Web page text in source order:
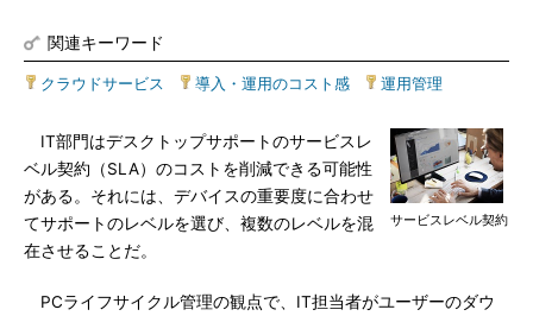
関連キーワード
クラウドサービス 導入・運用のコスト感 運用管理
サービスレベル契約
IT部門はデスクトップサポートのサービスレ
ベル契約（SLA）のコストを削減できる可能性
がある。それには、デバイスの重要度に合わせ
てサポートのレベルを選び、複数のレベルを混
在させることだ。
PCライフサイクル管理の観点で、IT担当者がユーザーのダウ